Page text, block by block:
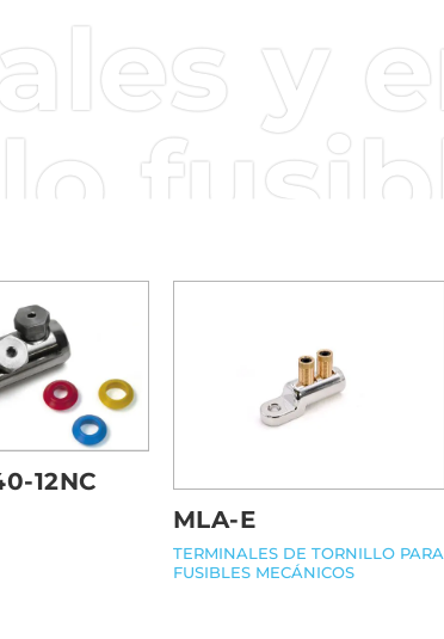
y
12NC
MLA-E
TERMINALES DE TORNILLO PARA
FUSIBLES MECÁNICOS